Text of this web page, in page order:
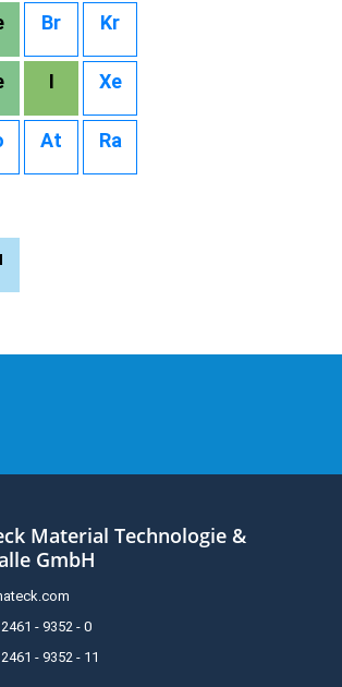
Br Kr
I Xe
At Ra
Material Technologie &
GmbH
- 9352 - 0
- 9352 - 11